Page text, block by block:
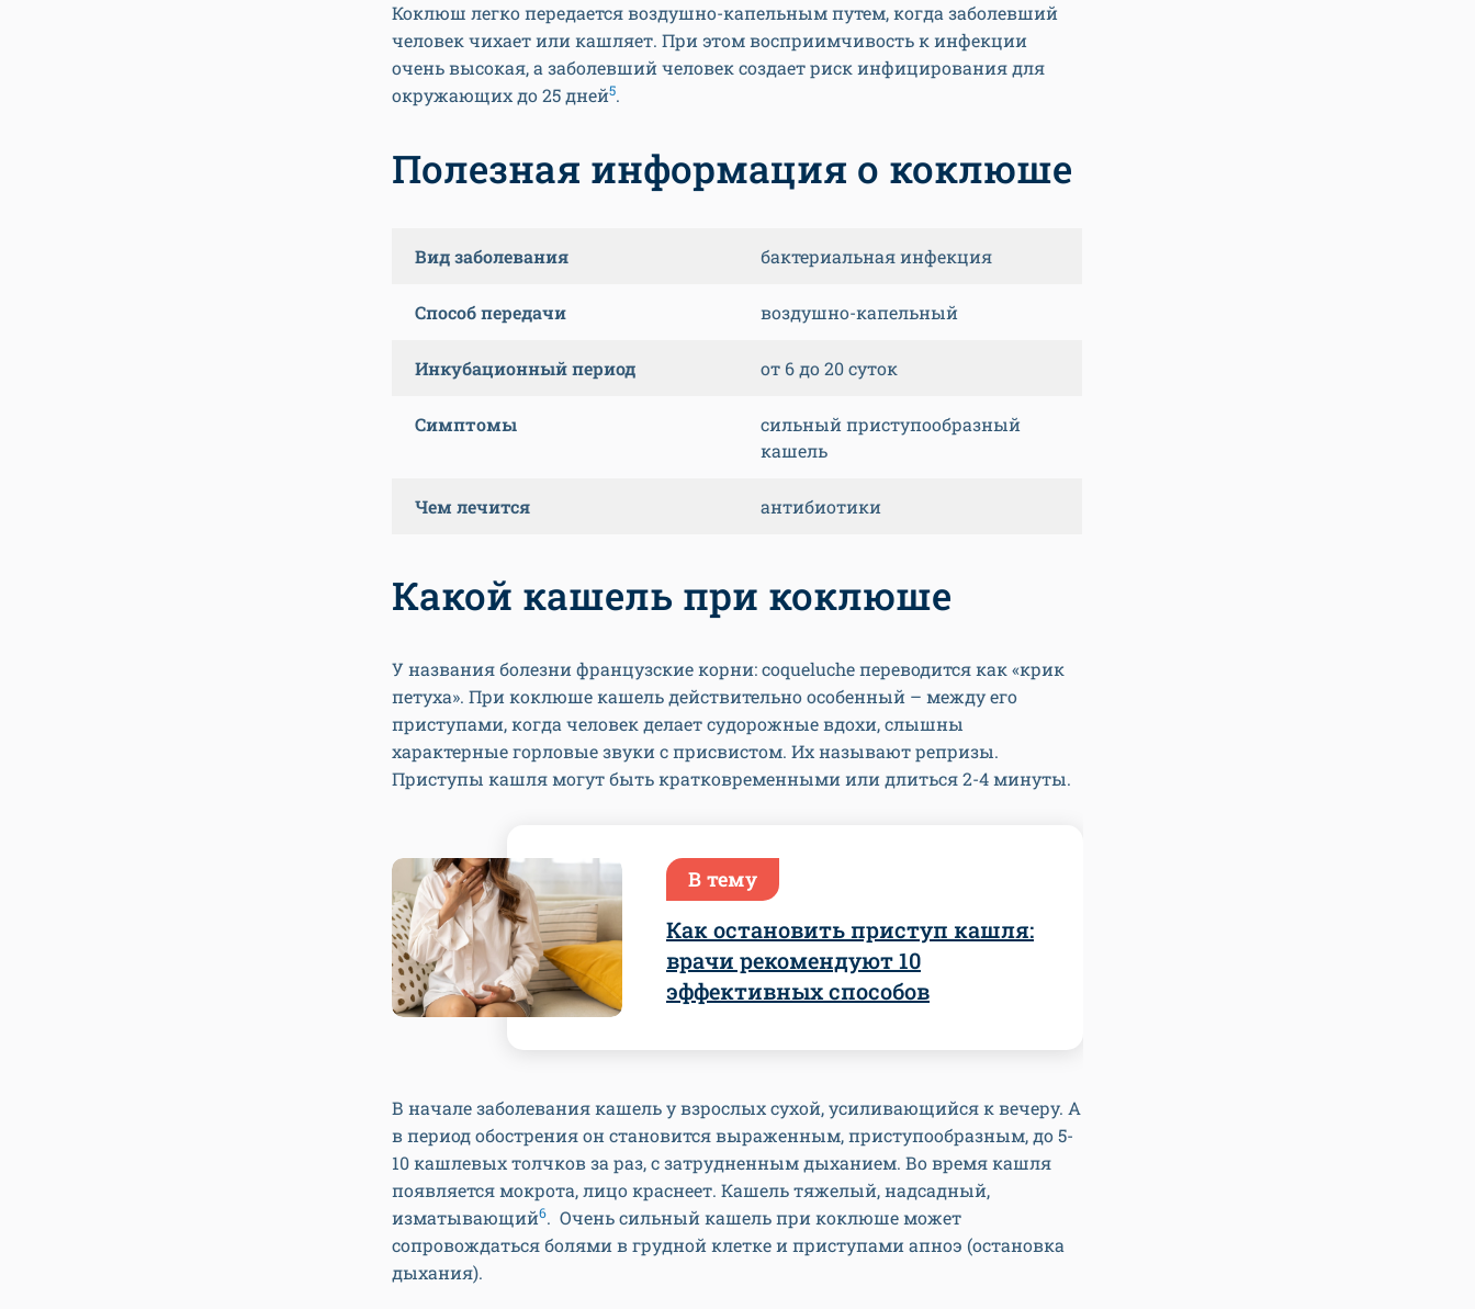
Коклюш легко передается воздушно-капельным путем, когда заболевший
человек чихает или кашляет. При этом восприимчивость к инфекции
очень высокая, а заболевший человек создает риск инфицирования для
окружающих до 25 дней5.
Полезная информация о коклюше
Вид заболевания бактериальная инфекция
Способ передачи воздушно-капельный
Инкубационный период от 6 до 20 суток
Симптомы
сильный приступообразный
кашель
Чем лечится антибиотики
Какой кашель при коклюше
У названия болезни французские корни: coqueluche переводится как «крик
петуха». При коклюше кашель действительно особенный – между его
приступами, когда человек делает судорожные вдохи, слышны
характерные горловые звуки с присвистом. Их называют репризы.
Приступы кашля могут быть кратковременными или длиться 2-4 минуты.
В тему
Как остановить приступ кашля:
врачи рекомендуют 10
эффективных способов
В начале заболевания кашель у взрослых сухой, усиливающийся к вечеру. А
в период обострения он становится выраженным, приступообразным, до 5-
10 кашлевых толчков за раз, с затрудненным дыханием. Во время кашля
появляется мокрота, лицо краснеет. Кашель тяжелый, надсадный,
изматывающий6. Очень сильный кашель при коклюше может
сопровождаться болями в грудной клетке и приступами апноэ (остановка
дыхания).